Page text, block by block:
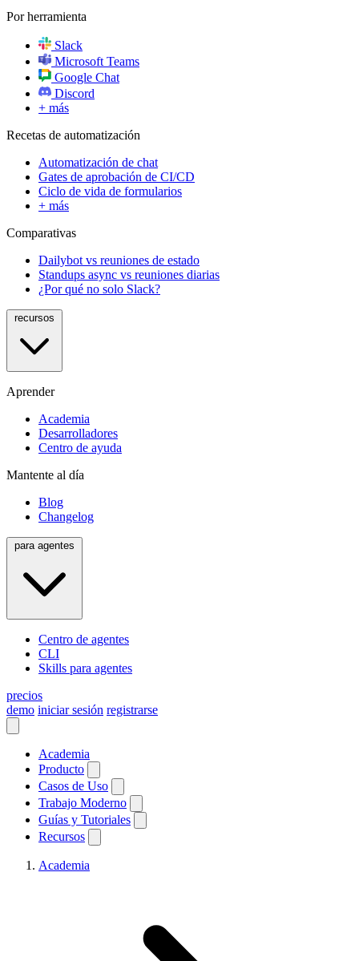
Por herramienta
Slack
Microsoft Teams
Google Chat
Discord
+ más
Recetas de automatización
Automatización de chat
Gates de aprobación de CI/CD
Ciclo de vida de formularios
+ más
Comparativas
Dailybot vs reuniones de estado
Standups async vs reuniones diarias
¿Por qué no solo Slack?
Aprender
Academia
Desarrolladores
Centro de ayuda
Mantente al día
Blog
Changelog
Centro de agentes
CLI
Skills para agentes
precios
demo iniciar sesión registrarse
Academia
Producto
Casos de Uso
Trabajo Moderno
Guías y Tutoriales
Recursos
Academia